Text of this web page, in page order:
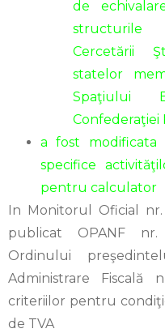
de
structurile
Cercetării
statelor
Spaţiului
Confederaţiei
a fost
specifice
pentru calculator
In Monitorul Oficial
publicat OPANF
Ordinului
Administrare Fiscală
criteriilor pentru
de TVA